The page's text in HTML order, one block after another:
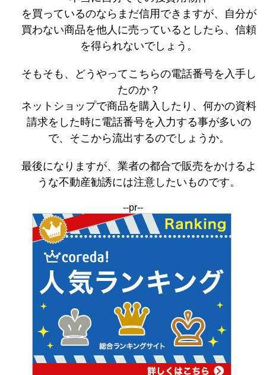
を買っているのならまだ信用できますが、自分が
買わない商品を他人に売っているとしたら、信頼
を得られないでしょう。
そもそも、どうやってこちらの電話番号を入手し
たのか？
ネットショップで商品を購入したり、何かの資料
請求をした時に電話番号を入力する事が多いの
で、そこから流出するのでしょうか。
最後になりますが、業者の都合で販売をかけるよ
うな不動産勧誘には注意したいものです。
--pr--